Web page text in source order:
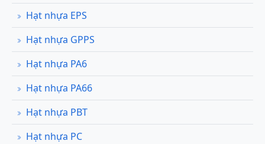
Hạt nhựa EPS
Hạt nhựa GPPS
Hạt nhựa PA6
Hạt nhựa PA66
Hạt nhựa PBT
Hạt nhựa PC